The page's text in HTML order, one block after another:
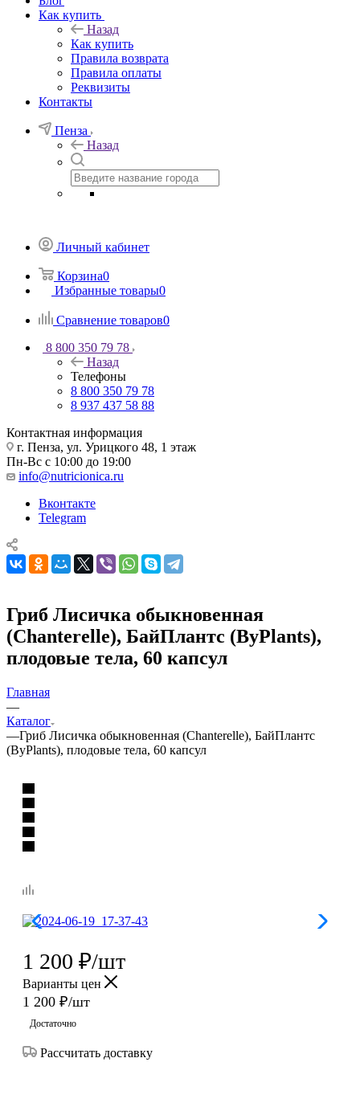
Как купить
Назад
Как купить
Правила возврата
Правила оплаты
Реквизиты
Контакты
Пенза
Назад
Личный кабинет
Корзина0
Избранные товары0
Сравнение товаров0
8 800 350 79 78
Назад
Телефоны
8 800 350 79 78
8 937 437 58 88
Контактная информация
г. Пенза, ул. Урицкого 48, 1 этаж
Пн-Вс с 10:00 до 19:00
info@nutricionica.ru
Вконтакте
Telegram
Гриб Лисичка обыкновенная
(Chanterelle), БайПлантс (ByPlants),
плодовые тела, 60 капсул
Главная
—
Каталог
—Гриб Лисичка обыкновенная (Chanterelle), БайПлантс
(ByPlants), плодовые тела, 60 капсул
1 200 ₽/шт
Варианты цен
1 200 ₽/шт
Достаточно
Рассчитать доставку